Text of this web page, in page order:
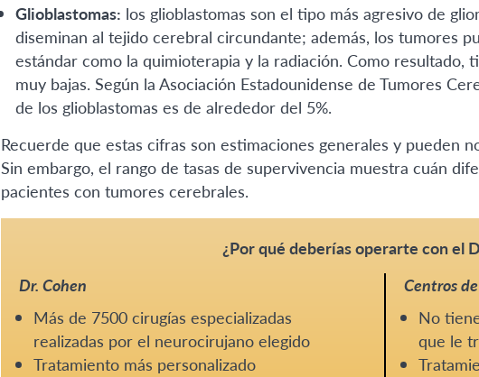
Glioblastomas: los glioblastomas son el tipo más agresivo de
diseminan al tejido cerebral circundante; además, los tumores
estándar como la quimioterapia y la radiación. Como resultado,
muy bajas. Según la Asociación Estadounidense de Tumores
de los glioblastomas es de alrededor del 5%.
Recuerde que estas cifras son estimaciones generales y pueden
Sin embargo, el rango de tasas de supervivencia muestra cuán
pacientes con tumores cerebrales.
¿Por qué deberías operarte con el
Dr. Cohen
Más de 7500 cirugías especializadas
realizadas por el neurocirujano elegido
Tratamiento más personalizado
Centros
No
que le